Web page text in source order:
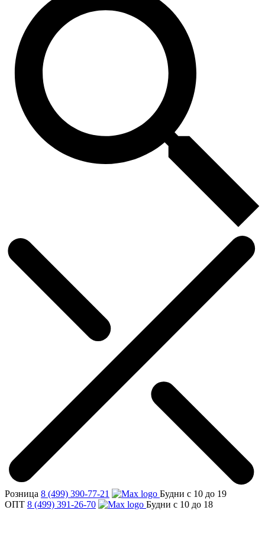
Розница 8 (499) 390-77-21
Будни с 10 до 19
ОПТ 8 (499) 391-26-70 Будни с 10 до 18